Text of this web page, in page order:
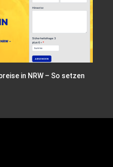
in NRW – So setzen